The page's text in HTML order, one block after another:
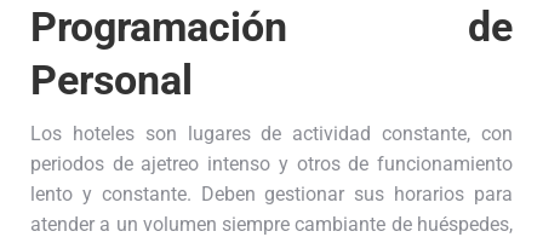
Programación de
Personal
Los hoteles son lugares de actividad constante, con
periodos de ajetreo intenso y otros de funcionamiento
lento y constante. Deben gestionar sus horarios para
atender a un volumen siempre cambiante de huéspedes,